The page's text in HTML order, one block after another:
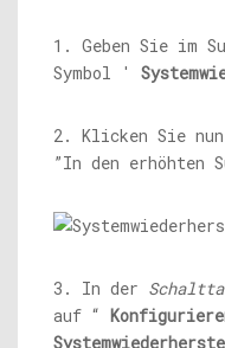
1. Geben Sie im
Symbol '
2. Klicken Sie
”In den erhöhten
3. In der
auf “